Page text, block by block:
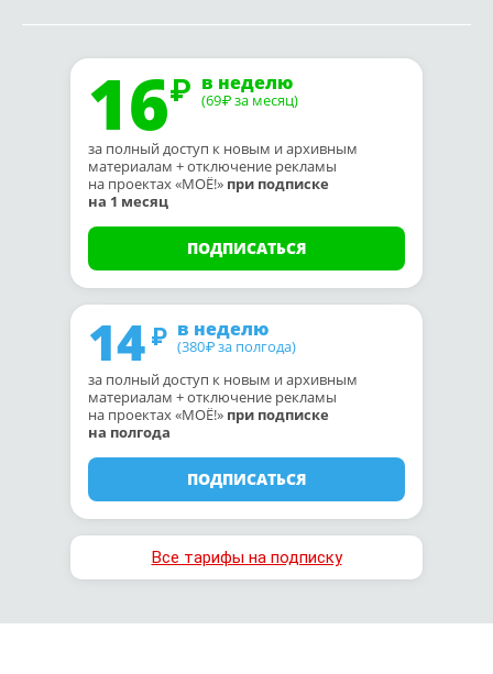
16 в неделю
(69₽ за месяц)
за полный доступ к новым и архивным
материалам + отключение рекламы
на проектах «МОЁ!» при подписке
на 1 месяц
ПОДПИСАТЬСЯ
14 в неделю
(380₽ за полгода)
за полный доступ к новым и архивным
материалам + отключение рекламы
на проектах «МОЁ!» при подписке
на полгода
ПОДПИСАТЬСЯ
Все тарифы на подписку